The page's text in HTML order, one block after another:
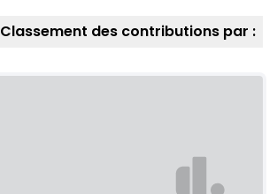
Classement des contributions par :